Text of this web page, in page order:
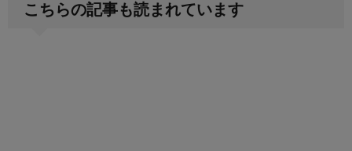
こちらの記事も読まれています